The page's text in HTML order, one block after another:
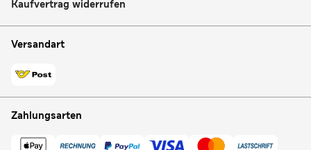
Kaufvertrag widerrufen
Versandart
Zahlungsarten